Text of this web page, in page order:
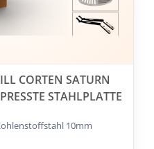
CORTEN SATURN
STAHLPLATTE
10mm